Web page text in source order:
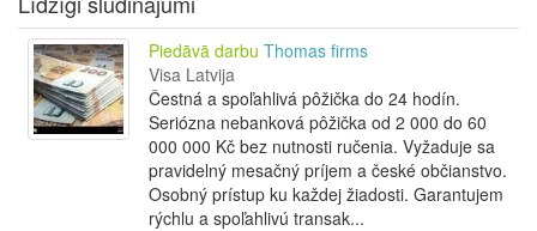
Piedāvā darbu Thomas firms
Visa Latvija
Čestná a spoľahlivá pôžička do 24 hodín.
Seriózna nebanková pôžička od 2 000 do 60
000 000 Kč bez nutnosti ručenia. Vyžaduje sa
pravidelný mesačný príjem a české občianstvo.
Osobný prístup ku každej žiadosti. Garantujem
rýchlu a spoľahlivú transak...